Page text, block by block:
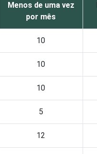
Menos de uma vez
por mês
10
10
10
5
12